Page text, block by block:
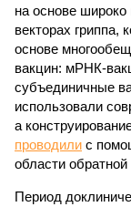
на основе
векторах гриппа,
основе
вакцин: мРНК-
субъединичные
использовали
а
проводили с
области обратной
Период